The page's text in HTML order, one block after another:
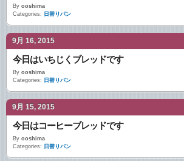
By ooshima
Categories: 日替りパン
9月 16, 2015
今日はいちじくブレッドです
By ooshima
Categories: 日替りパン
9月 15, 2015
今日はコーヒーブレッドです
By ooshima
Categories: 日替りパン